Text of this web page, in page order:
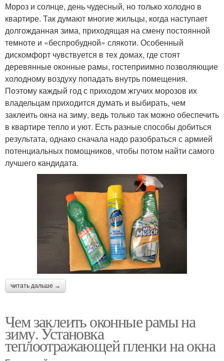
Мороз и солнце, день чудесный, но только холодно в
квартире. Так думают многие жильцы, когда наступает
долгожданная зима, приходящая на смену постоянной
темноте и «беспробудной» слякоти. Особенный
дискомфорт чувствуется в тех домах, где стоят
деревянные оконные рамы, гостеприимно позволяющие
холодному воздуху попадать внутрь помещения.
Поэтому каждый год с приходом жгучих морозов их
владельцам приходится думать и выбирать, чем
заклеить окна на зиму, ведь только так можно обеспечить
в квартире тепло и уют. Есть разные способы добиться
результата, однако сначала надо разобраться с армией
потенциальных помощников, чтобы потом найти самого
лучшего кандидата.
читать дальше →
Чем заклеить оконные рамы на
зиму. Установка
теплоотражающей пленки на окна